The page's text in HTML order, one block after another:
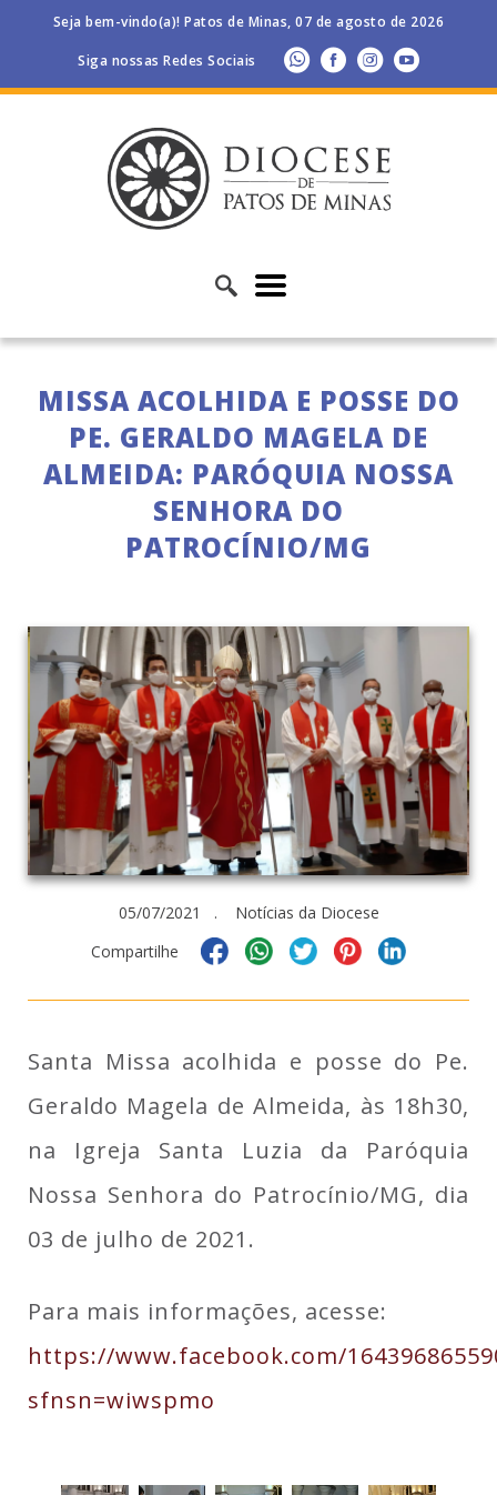
Seja bem-vindo(a)! Patos de Minas, 07 de agosto de 2026
Siga nossas Redes Sociais
MISSA ACOLHIDA E POSSE DO
PE. GERALDO MAGELA DE
ALMEIDA: PARÓQUIA NOSSA
SENHORA DO
PATROCÍNIO/MG
05/07/2021 . Notícias da Diocese
Compartilhe
Santa Missa acolhida e posse do Pe.
Geraldo Magela de Almeida, às 18h30,
na Igreja Santa Luzia da Paróquia
Nossa Senhora do Patrocínio/MG, dia
03 de julho de 2021.
Para mais informações, acesse:
https://www.facebook.com/
sfnsn=wiwspmo